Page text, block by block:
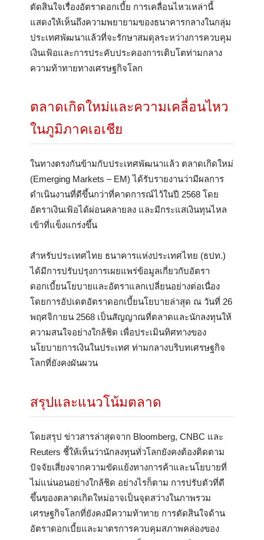
ตัดสินใจเรื่องอัตราดอกเบี้ย การเคลื่อนไหวเหล่านี้
แสดงให้เห็นถึงความพยายามของธนาคารกลางในกลุ่ม
ประเทศพัฒนาแล้วที่จะรักษาสมดุลระหว่างการควบคุม
เงินเฟ้อและการประคับประคองการเติบโตท่ามกลาง
ความท้าทายทางเศรษฐกิจโลก
ตลาดเกิดใหม่และความเคลื่อนไหว
ในภูมิภาคเอเชีย
ในทางตรงกันข้ามกับประเทศพัฒนาแล้ว ตลาดเกิดใหม่
(Emerging Markets – EM) ได้รับรายงานว่ามีผลการ
ดำเนินงานที่ดีขึ้นกว่าที่คาดการณ์ไว้ในปี 2568 โดย
อัตราเงินเฟ้อได้ผ่อนคลายลง และมีกระแสเงินทุนไหล
เข้าที่แข็งแกร่งขึ้น
สำหรับประเทศไทย ธนาคารแห่งประเทศไทย (ธปท.)
ได้มีการปรับปรุงการเผยแพร่ข้อมูลเกี่ยวกับอัตรา
ดอกเบี้ยนโยบายและอัตราแลกเปลี่ยนอย่างต่อเนื่อง
โดยการอัปเดตอัตราดอกเบี้ยนโยบายล่าสุด ณ วันที่ 26
พฤศจิกายน 2568 เป็นสัญญาณที่ตลาดและนักลงทุนให้
ความสนใจอย่างใกล้ชิด เพื่อประเมินทิศทางของ
นโยบายการเงินในประเทศ ท่ามกลางบริบทเศรษฐกิจ
โลกที่ยังคงผันผวน
สรุปและแนวโน้มตลาด
โดยสรุป ข่าวสารล่าสุดจาก Bloomberg, CNBC และ
Reuters ชี้ให้เห็นว่านักลงทุนทั่วโลกยังคงต้องติดตาม
ปัจจัยเสี่ยงจากความขัดแย้งทางการค้าและนโยบายที่
ไม่แน่นอนอย่างใกล้ชิด อย่างไรก็ตาม การปรับตัวที่ดี
ขึ้นของตลาดเกิดใหม่อาจเป็นจุดสว่างในภาพรวม
เศรษฐกิจโลกที่ยังคงมีความท้าทาย การตัดสินใจด้าน
อัตราดอกเบี้ยและมาตรการควบคุมสภาพคล่องของ